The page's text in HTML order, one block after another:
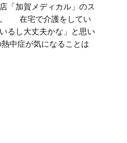
「加賀メディカル」のス
。 在宅で介護をしてい
るし大丈夫かな」と思い
中症が気になることは